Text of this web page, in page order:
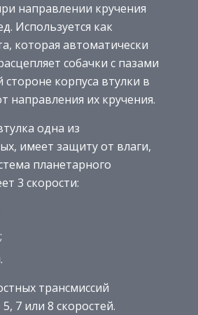
направлении кручения
Используется как
которая автоматически
собачки с пазами
стороне корпуса втулки в
направления их кручения.
одна из
имеет защиту от влаги,
планетарного
3 скорости:
трансмиссий
7 или 8 скоростей.